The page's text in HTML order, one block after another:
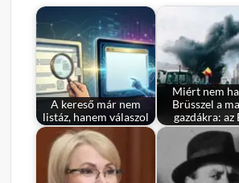
A kereső már nem
listáz, hanem válaszol
Miért nem
Brüsszel a
gazdákra: az